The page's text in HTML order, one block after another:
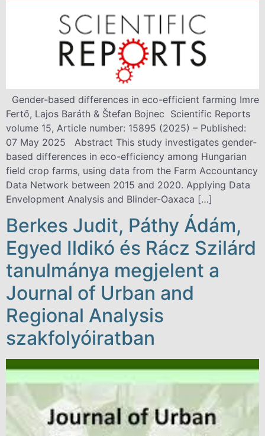
Gender-based differences in eco-efficient farming Imre
Fertő, Lajos Baráth & Štefan Bojnec Scientific Reports
volume 15, Article number: 15895 (2025) – Published:
07 May 2025 Abstract This study investigates gender-
based differences in eco-efficiency among Hungarian
field crop farms, using data from the Farm Accountancy
Data Network between 2015 and 2020. Applying Data
Envelopment Analysis and Blinder-Oaxaca […]
Berkes Judit, Páthy Ádám,
Egyed Ildikó és Rácz Szilárd
tanulmánya megjelent a
Journal of Urban and
Regional Analysis
szakfolyóiratban